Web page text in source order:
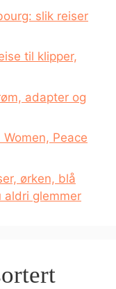
slik reiser
til klipper,
adapter og
Peace
ørken, blå
aldri glemmer